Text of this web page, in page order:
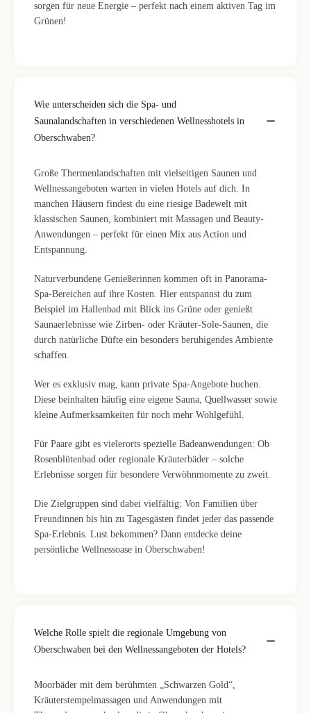
sorgen für neue Energie – perfekt nach einem aktiven Tag im
Grünen!
Wie unterscheiden sich die Spa- und
Saunalandschaften in verschiedenen Wellnesshotels in
Oberschwaben?
Große Thermenlandschaften mit vielseitigen Saunen und
Wellnessangeboten warten in vielen Hotels auf dich. In
manchen Häusern findest du eine riesige Badewelt mit
klassischen Saunen, kombiniert mit Massagen und Beauty-
Anwendungen – perfekt für einen Mix aus Action und
Entspannung.
Naturverbundene Genießerinnen kommen oft in Panorama-
Spa-Bereichen auf ihre Kosten. Hier entspannst du zum
Beispiel im Hallenbad mit Blick ins Grüne oder genießt
Saunaerlebnisse wie Zirben- oder Kräuter-Sole-Saunen, die
durch natürliche Düfte ein besonders beruhigendes Ambiente
schaffen.
Wer es exklusiv mag, kann private Spa-Angebote buchen.
Diese beinhalten häufig eine eigene Sauna, Quellwasser sowie
kleine Aufmerksamkeiten für noch mehr Wohlgefühl.
Für Paare gibt es vielerorts spezielle Badeanwendungen: Ob
Rosenblütenbad oder regionale Kräuterbäder – solche
Erlebnisse sorgen für besondere Verwöhnmomente zu zweit.
Die Zielgruppen sind dabei vielfältig: Von Familien über
Freundinnen bis hin zu Tagesgästen findet jeder das passende
Spa-Erlebnis. Lust bekommen? Dann entdecke deine
persönliche Wellnessoase in Oberschwaben!
Welche Rolle spielt die regionale Umgebung von
Oberschwaben bei den Wellnessangeboten der Hotels?
Moorbäder mit dem berühmten „Schwarzen Gold“,
Kräuterstempelmassagen und Anwendungen mit